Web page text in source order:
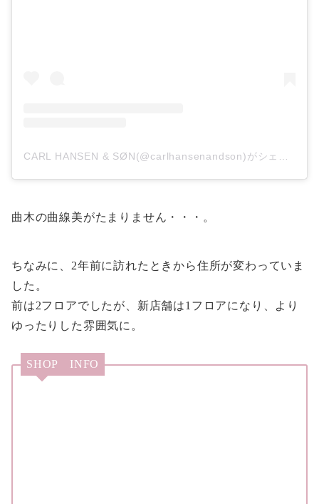
曲木の曲線美がたまりません・・・。
ちなみに、2年前に訪れたときから住所が変わっていま
した。
前は2フロアでしたが、新店舗は1フロアになり、より
ゆったりした雰囲気に。
SHOP INFO